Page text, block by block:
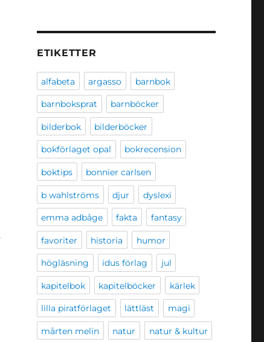
ETIKETTER
alfabeta argasso barnbok
barnboksprat barnböcker
bilderbok bilderböcker
bokförlaget opal bokrecension
boktips bonnier carlsen
b wahlströms djur dyslexi
emma adbåge fakta fantasy
favoriter historia humor
högläsning idus förlag jul
kapitelbok kapitelböcker kärlek
lilla piratförlaget lättläst magi
mårten melin natur natur & kultur